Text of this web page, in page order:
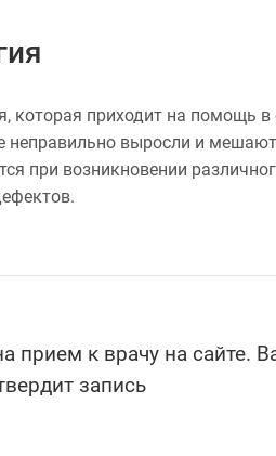
которая приходит на помощь
выросли и
при возникновении
прием к врачу на сайте.
запись